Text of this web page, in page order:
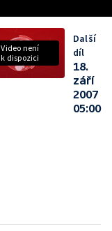
Video není
k dispozici
Další
díl
18.
září
2007
05:00